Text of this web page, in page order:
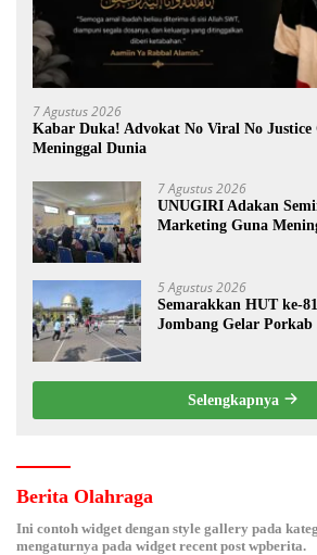
7 Agustus 2026
Kabar Duka! Advokat No Viral No Justice
Meninggal Dunia
7 Agustus 2026
UNUGIRI Adakan
Marketing Guna
5 Agustus 2026
Semarakkan HUT ke-
Jombang Gelar
Selengkapnya
Berita Olahraga
Ini contoh widget dengan style gallery pada
mengaturnya pada widget recent post wpberita.